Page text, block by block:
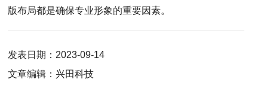
版布局都是确保专业形象的重要因素。
发表日期：2023-09-14
文章编辑：兴田科技